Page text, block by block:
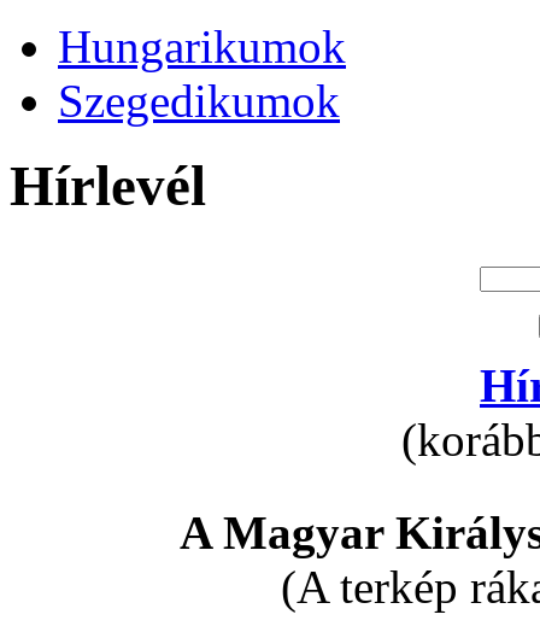
Hungarikumok
Szegedikumok
Hírlevél
A Magyar
(A terkép